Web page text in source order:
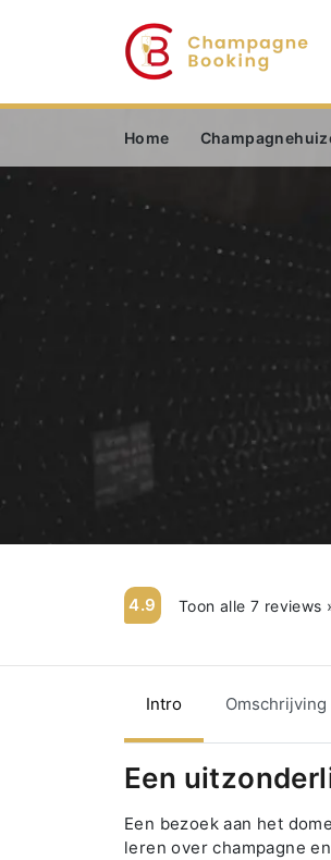
Home
4.9 Toon alle 7 reviews
Intro Omschrijving
Een
Een bezoek aan het
leren over champagne